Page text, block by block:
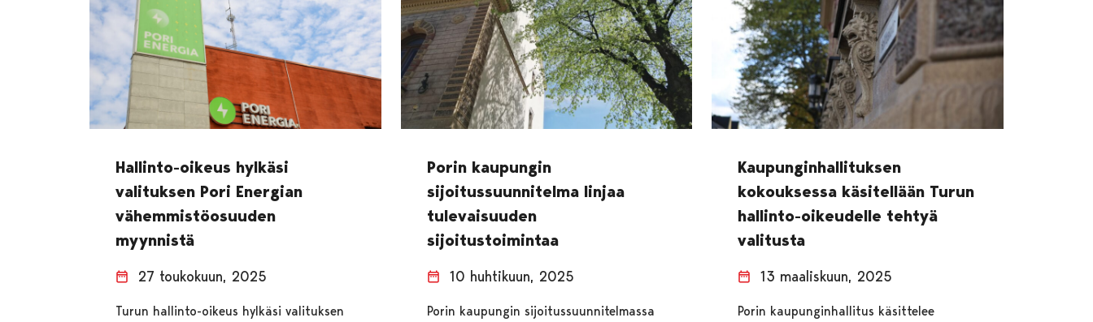
Hallinto-oikeus hylkäsi
valituksen Pori Energian
vähemmistöosuuden
myynnistä
27 toukokuun, 2025
Turun hallinto-oikeus hylkäsi valituksen
Porin kaupungin
sijoitussuunnitelma linjaa
tulevaisuuden
sijoitustoimintaa
10 huhtikuun, 2025
Porin kaupungin sijoitussuunnitelmassa
Kaupunginhallituksen
kokouksessa käsitellään Turun
hallinto-oikeudelle tehtyä
valitusta
13 maaliskuun, 2025
Porin kaupunginhallitus käsittelee